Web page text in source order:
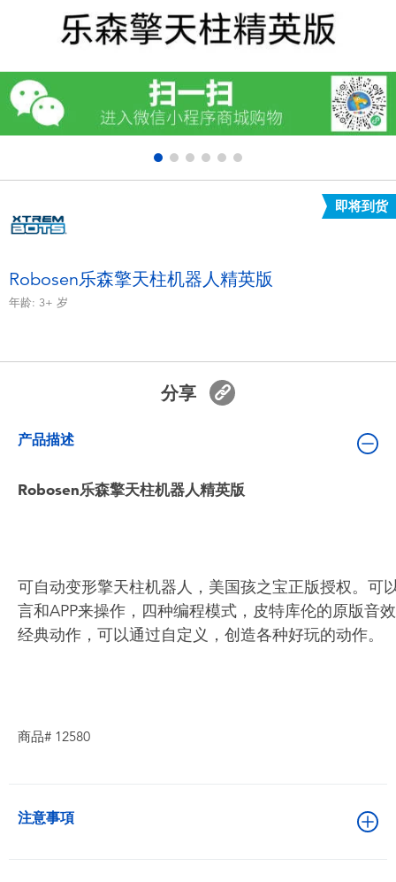
游戏及拼图系列
益智学习玩具
户外及运动产品
模仿，化妆及造型系列
毛绒公仔玩具
玩具清货
即将到货
Robosen乐森擎天柱机器人精英版
年龄: 3+ 岁
分享
产品描述
Robosen乐森擎天柱机器人精英版
可自动变形擎天柱机器人，美国孩之宝正版授权。可
言和APP来操作，四种编程模式，皮特库伦的原版音
经典动作，可以通过自定义，创造各种好玩的动作。
商品# 12580
注意事項